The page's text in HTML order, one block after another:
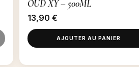
OUD XY – 500ML
13,90 €
AJOUTER AU PANIER